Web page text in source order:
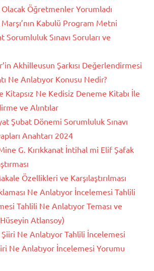
Olacak Öğretmenler Yorumladı
Kabulü Program Metni
Sorumluluk Sınavı Soruları ve
Akhilleusun Şarkısı Değerlendirmesi
Ne Anlatıyor Konusu Nedir?
Kitapsız Ne Kedisiz Deneme Kitabı İle
ve Alıntılar
Şubat Dönemi Sorumluluk Sınavı
Anahtarı 2024
G. Kırıkkanat İntihal mi Elif Şafak
Özellikleri ve Karşılaştırılması
Ne Anlatıyor İncelemesi Tahlili
Tahlili Ne Anlatıyor Teması ve
Atlansoy)
Ne Anlatıyor Tahlili İncelemesi
Ne Anlatıyor İncelemesi Yorumu